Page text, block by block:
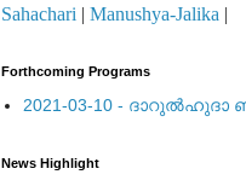
Sahachari | Manushya-Jalika |
Forthcoming Programs
2021-03-10 - ദാറുല്‍ഹുദാ
News Highlight